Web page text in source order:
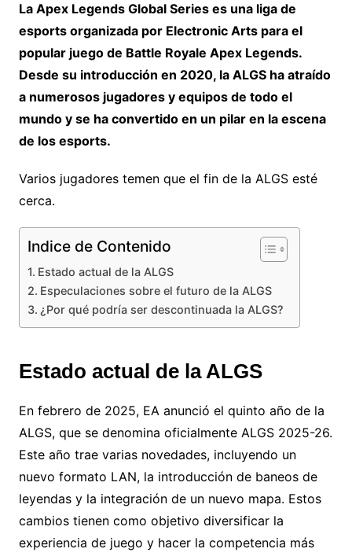
La Apex Legends Global Series es una liga de
esports organizada por Electronic Arts para el
popular juego de Battle Royale Apex Legends.
Desde su introducción en 2020, la ALGS ha atraído
a numerosos jugadores y equipos de todo el
mundo y se ha convertido en un pilar en la escena
de los esports.
Varios jugadores temen que el fin de la ALGS esté
cerca.
Indice de Contenido
Estado actual de la ALGS
Especulaciones sobre el futuro de la ALGS
¿Por qué podría ser descontinuada la ALGS?
Estado actual de la ALGS
En febrero de 2025, EA anunció el quinto año de la
ALGS, que se denomina oficialmente ALGS 2025-26.
Este año trae varias novedades, incluyendo un
nuevo formato LAN, la introducción de baneos de
leyendas y la integración de un nuevo mapa. Estos
cambios tienen como objetivo diversificar la
experiencia de juego y hacer la competencia más